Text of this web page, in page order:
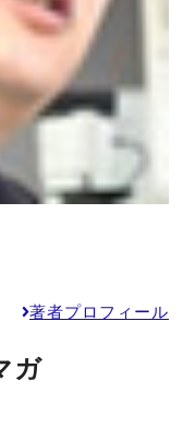
著者プロフィール
ガ